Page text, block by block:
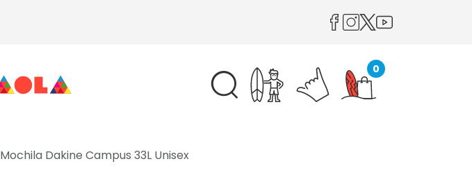
0
Mochila Dakine Campus 33L Unisex